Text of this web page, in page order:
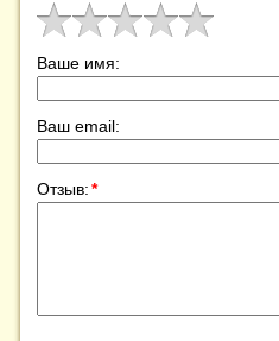
Ваше имя:
Ваш email:
Отзыв:*